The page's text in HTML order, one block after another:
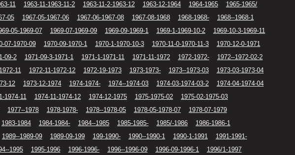
11 1963-11-1963-11-2 1963-11-2-1963-12 1963-12-1964 1964-1965
1965-1965/
05 1967-05-1967-06 1967-06-1967-08 1967-08-1968 1968-1968-
1968--1968-1
05-1969-07 1969-07-1969-09 1969-09-1969-1 1969-1-1969-10-2
1969-10-3-1969-11
07-1970-09 1970-09-1970-1 1970-1-1970-10-3 1970-11-0-1970-11-3
1970-12-0-1971
09-2 1971-09-3-1971-1 1971-1-1971-11 1971-11-1972 1972-1972-
1972--1972-02-2
11 1972-11-1972-12 1972-19-1973 1973-1973- 1973--1973-03
1973-03-1973-04
12 1973-12-1974 1974-1974- 1974--1974-03 1974-03-1974-03-2
1974-04-1974-04
1974-11 1974-11-1974-12 1974-12-1975 1975-1975-02
1975-02-1975-03
1977--1978 1978-1978- 1978--1978-05 1978-05-1978-07
1978-07-1979
1983-1984 1984-1984- 1984--1985 1985-1985- 1985/-1986
1986-1986-1
1989--1989-09 1989-09-199 199-1990- 1990--1990-1 1990-1-1991
1991-1991-
1995 1995-1996 1996-1996- 1996--1996-09 1996-09-1996-1
1996/1-1997